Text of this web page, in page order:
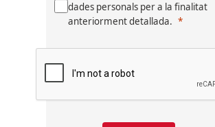
dades personals per a la finalitat
anteriorment detallada.